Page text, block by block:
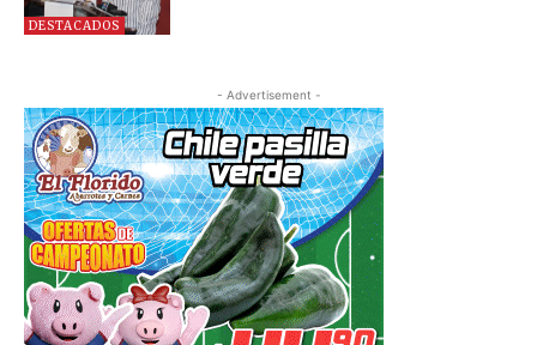
DESTACADOS
- Advertisement -